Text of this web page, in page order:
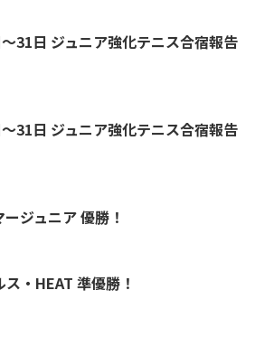
～31日 ジュニア強化テニス合宿報告
～31日 ジュニア強化テニス合宿報告
ジュニア 優勝！
・HEAT 準優勝！